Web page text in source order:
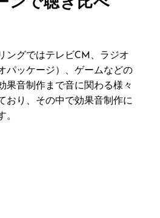
ンで聴き比べ
ングではテレビCM、ラジオ
パッケージ）、ゲームなどの
果音制作まで音に関わる様々
おり、その中で効果音制作に
。